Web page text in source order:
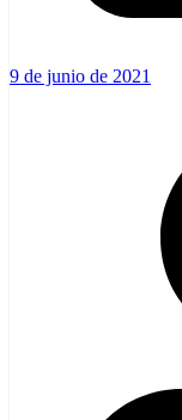
9 de junio de 2021